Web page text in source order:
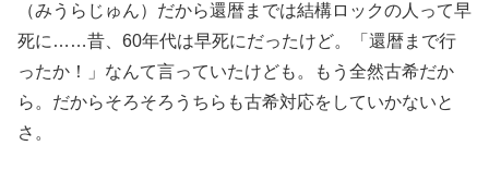
（みうらじゅん）だから還暦までは結構ロックの人って早
死に……昔、60年代は早死にだったけど。「還暦まで行
ったか！」なんて言っていたけども。もう全然古希だか
ら。だからそろそろうちらも古希対応をしていかないと
さ。